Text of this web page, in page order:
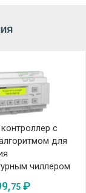
с
для
чиллером
75₽